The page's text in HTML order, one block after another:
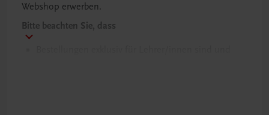
Webshop erwerben.
Bitte beachten Sie, dass